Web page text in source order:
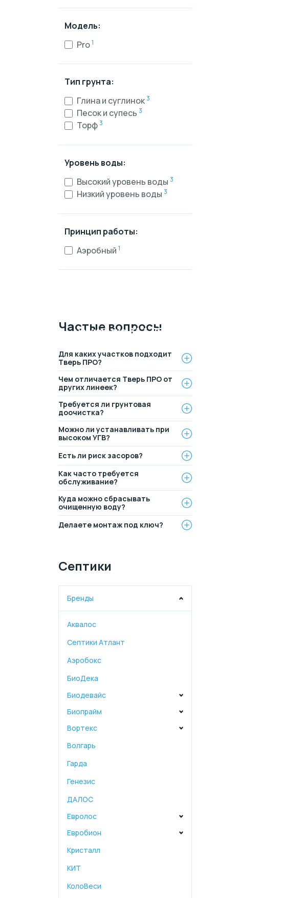
Модель:
Pro1
Тип грунта:
Глина и суглинок 3
Песок и супесь 3
Торф 3
Уровень воды:
Высокий уровень воды 3
Низкий уровень воды 3
Принцип работы:
Аэробный 1
на участкеЗА 1 ДЕНЬ
работаем по договору.
Оплата после монтажа.
месяца
Выгодные условия на
монтаж канализации и
водопровода от надежной
компании.
Частые вопросы
Для каких участков подходит
Тверь ПРО?
Чем отличается Тверь ПРО от
других линеек?
Требуется ли грунтовая
доочистка?
Можно ли устанавливать при
высоком УГВ?
Есть ли риск засоров?
Как часто требуется
обслуживание?
Куда можно сбрасывать
очищенную воду?
Делаете монтаж под ключ?
Септики
Бренды
Аквалос
Септики Атлант
Аэробокс
БиоДека
Биодевайс
Биопрайм
Вортекс
Волгарь
Гарда
Генезис
ДАЛОС
Евролос
Евробион
Кристалл
КИТ
КолоВеси